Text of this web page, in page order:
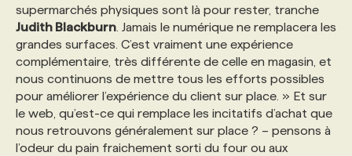
supermarchés physiques sont là pour rester, tranche
Judith Blackburn . Jamais le numérique ne remplacera les
grandes surfaces. C’est vraiment une expérience
complémentaire, très différente de celle en magasin, et
nous continuons de mettre tous les efforts possibles
pour améliorer l’expérience du client sur place. » Et sur
le web, qu’est-ce qui remplace les incitatifs d’achat que
nous retrouvons généralement sur place ? – pensons à
l’odeur du pain fraichement sorti du four ou aux